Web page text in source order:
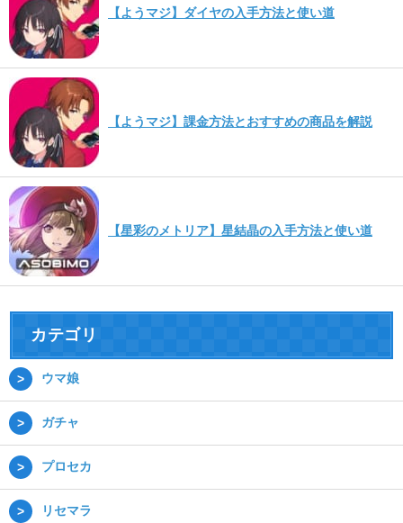
【ようマジ】ダイヤの入手方法と使い道
【ようマジ】課金方法とおすすめの商品を解説
【星彩のメトリア】星結晶の入手方法と使い道
カテゴリ
ウマ娘
ガチャ
プロセカ
リセマラ